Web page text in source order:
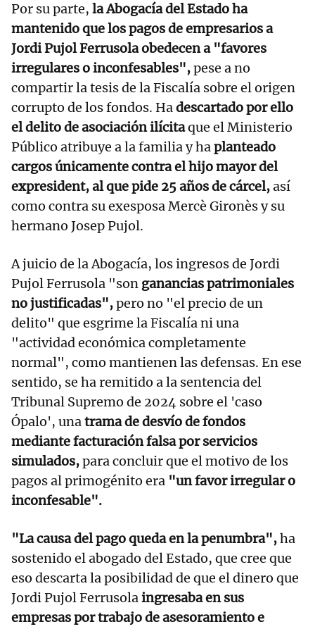
Por su parte, la Abogacía del Estado ha
mantenido que los pagos de empresarios a
Jordi Pujol Ferrusola obedecen a "favores
irregulares o inconfesables",pese a no
compartir la tesis de la Fiscalía sobre el origen
corrupto de los fondos. Hadescartado por ello
el delito de asociación ilícitaque el Ministerio
Público atribuye a la familia y haplanteado
cargos únicamente contra el hijo mayor del
expresident, al que pide 25 años de cárcel,así
como contra su exesposa Mercè Gironès y su
hermano Josep Pujol.
A juicio de la Abogacía, los ingresos de Jordi
Pujol Ferrusola "son ganancias patrimoniales
no justificadas",pero no "el precio de un
delito" que esgrime la Fiscalía ni una
"actividad económica completamente
normal", como mantienen las defensas. En ese
sentido, se ha remitido a la sentencia del
Tribunal Supremo de 2024 sobre el 'caso
Ópalo', unatrama de desvío de fondos
mediante facturación falsa por servicios
simulados,para concluir que el motivo de los
pagos al primogénito era "un favor irregular o
inconfesable".
"La causa del pago queda en la penumbra",ha
sostenido el abogado del Estado, que cree que
eso descarta la posibilidad de que el dinero que
Jordi Pujol Ferrusolaingresaba en sus
empresas por trabajo de asesoramiento e